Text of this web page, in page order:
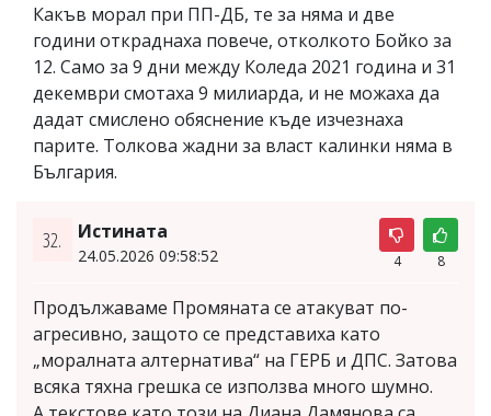
Какъв морал при ПП-ДБ, те за няма и две
години откраднаха повече, отколкото Бойко за
12. Само за 9 дни между Коледа 2021 година и 31
декември смотаха 9 милиарда, и не можаха да
дадат смислено обяснение къде изчезнаха
парите. Толкова жадни за власт калинки няма в
България.
32. Истината
24.05.2026 09:58:52 4 8
Продължаваме Промяната се атакуват по-
агресивно, защото се представиха като
„моралната алтернатива“ на ГЕРБ и ДПС. Затова
всяка тяхна грешка се използва много шумно.